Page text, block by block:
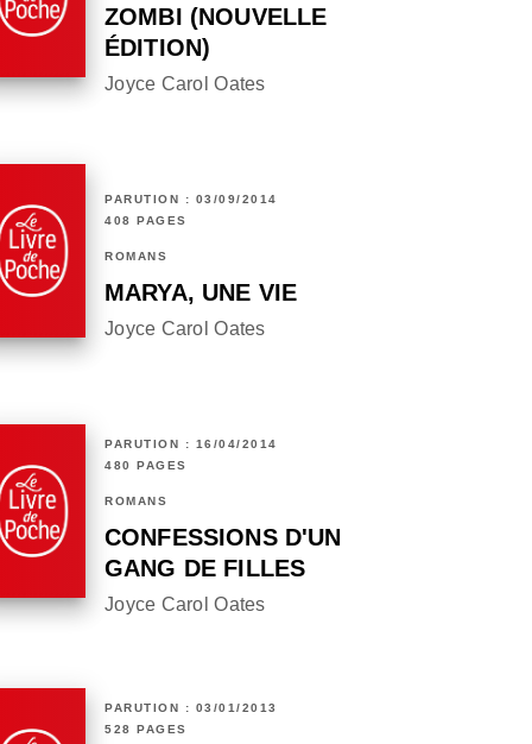
ZOMBI (NOUVELLE
ÉDITION)
Joyce Carol Oates
PARUTION : 03/09/2014
408 PAGES
ROMANS
MARYA, UNE VIE
Joyce Carol Oates
PARUTION : 16/04/2014
480 PAGES
ROMANS
CONFESSIONS D'UN
GANG DE FILLES
Joyce Carol Oates
PARUTION : 03/01/2013
528 PAGES